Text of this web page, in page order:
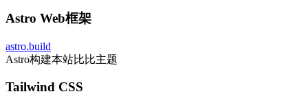
Astro Web框架
astro.build
Astro构建本站比比主题
Tailwind CSS